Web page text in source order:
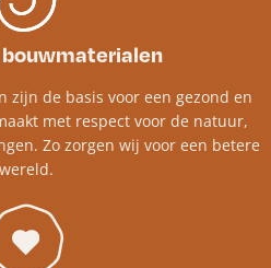
de basis voor een gezond en
met respect voor de natuur,
Zo zorgen wij voor een betere
wereld.